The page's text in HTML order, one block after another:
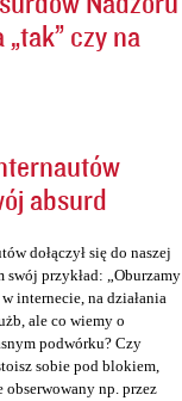
czy na
absurd
dołączył się do naszej
swój przykład: „Oburzamy
internecie, na działania
ale co wiemy o
podwórku? Czy
sobie pod blokiem,
obserwowany np. przez